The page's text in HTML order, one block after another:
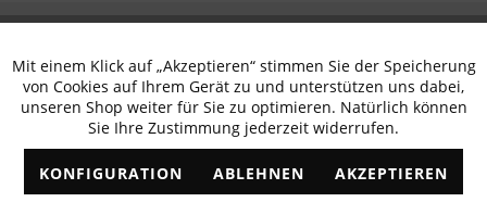
erhalten
✓ Exklusive Angebote ✓ Die aktuellsten Trends
Funktionale Aktiv
Marketing Inaktiv
Mit einem Klick auf „Akzeptieren“ stimmen Sie der Speicherung
von Cookies auf Ihrem Gerät zu und unterstützen uns dabei,
unseren Shop weiter für Sie zu optimieren. Natürlich können
Sie Ihre Zustimmung jederzeit widerrufen.
KONFIGURATION ABLEHNEN AKZEPTIEREN